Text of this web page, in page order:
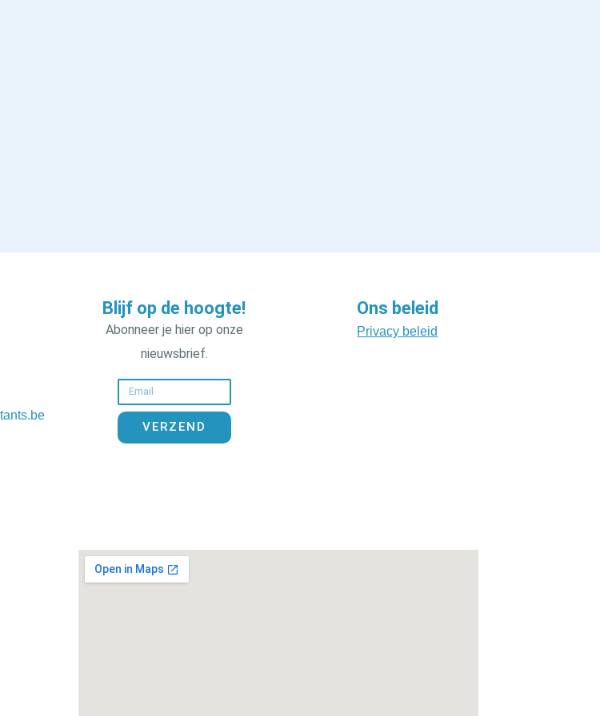
Blijf op de hoogte!
Abonneer je hier op onze
nieuwsbrief.
Email
VERZEND
Ons beleid
Privacy beleid